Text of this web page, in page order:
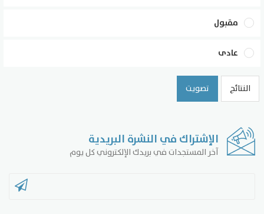
مقبول
عادى
النتائج تصويت
الإشتراك في النشرة البريدية
آخر المستجدات في بريدك الإلكتروني كل يوم